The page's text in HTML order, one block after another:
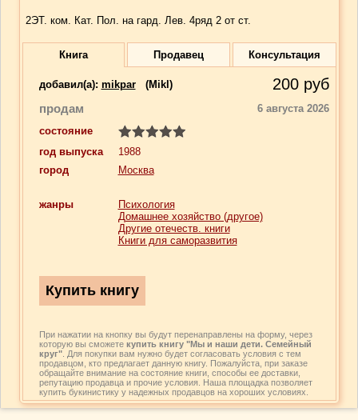
2ЭТ. ком. Кат. Пол. на гард. Лев. 4ряд 2 от ст.
Книга Продавец Консультация
добавил(a): mikpar (Mikl) 200 руб
продам
6 августа 2026
состояние
год выпуска
1988
город
Москва
жанры
Психология
Домашнее хозяйство (другое)
Другие отечеств. книги
Книги для саморазвития
При нажатии на кнопку вы будут перенаправлены на форму, через
которую вы сможете купить книгу "Мы и наши дети. Семейный
круг". Для покупки вам нужно будет согласовать условия с тем
продавцом, кто предлагает данную книгу. Пожалуйста, при заказе
обращайте внимание на состояние книги, способы ее доставки,
репутацию продавца и прочие условия. Наша площадка позволяет
купить букинистику у надежных продавцов на хороших условиях.